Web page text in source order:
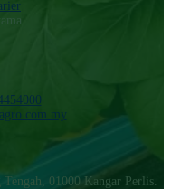
01000 Kangar Perlis.